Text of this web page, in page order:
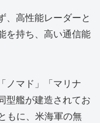
、高性能レーダーと
を持ち、高い通信能
ノマド」「マリナ
型艦が建造されてお
もに、米海軍の無